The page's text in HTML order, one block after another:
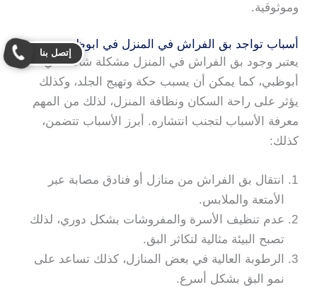
وموثوقية.
أسباب تواجد بق الفراش في المنزل في ابوظبي
يعتبر وجود بق الفراش في المنزل مشكلة شائعة في
أبوظبي، كما يمكن أن يسبب حكة وتهيج الجلد، وكذلك
يؤثر على راحة السكان ونظافة المنزل، لذلك من المهم
معرفة الأسباب لتجنب انتشاره. أبرز الأسباب تتضمن،
كذلك:
انتقال بق الفراش من منازل أو فنادق مصابة عبر
الأمتعة والملابس.
عدم تنظيف الأسرة والمفروشات بشكل دوري، لذلك
تصبح البيئة مثالية لتكاثر البق.
الرطوبة العالية في بعض المنازل، كذلك تساعد على
نمو البق بشكل أسرع.
إتصل بنا